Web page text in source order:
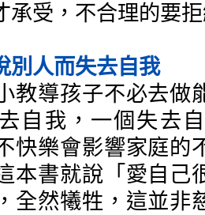
承受，不合理的要
人而失去自我
教導孩子不必去做
自我，一個失去
快樂會影響家庭的
本書就說「愛自己
全然犧牲，這並非